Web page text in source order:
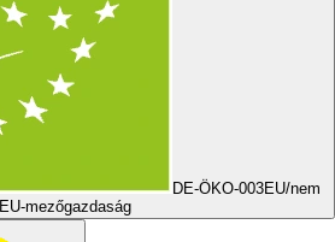
DE-ÖKO-003EU/nem
EU-mezőgazdaság